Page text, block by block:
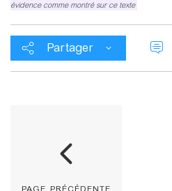
évidence comme montré sur ce texte
Partager
page précédente